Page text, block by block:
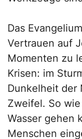
Das
Vertrauen auf
Momenten zu
Krisen: im
Dunkelheit der
Zweifel. So
Wasser gehen
Menschen